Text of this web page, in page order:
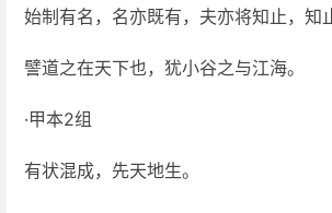
始制有名，名亦既有，夫亦将知止，知
譬道之在天下也，犹小谷之与江海。
·甲本2组
有状混成，先天地生。